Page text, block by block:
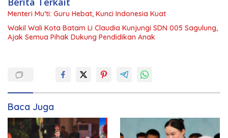
Menteri Mu’ti: Guru Hebat, Kunci Indonesia Kuat
Wakil Wali Kota Batam Li Claudia Kunjungi SDN 005 Sagulung,
Ajak Semua Pihak Dukung Pendidikan Anak
Baca Juga